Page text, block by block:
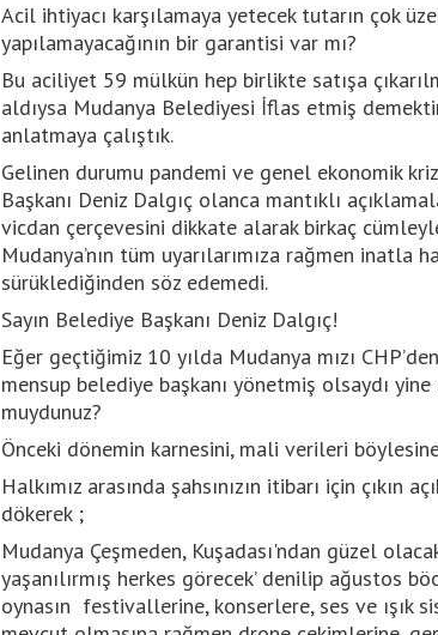
Acil ihtiyacı karşılamaya yetecek tutarın çok
yapılamayacağının bir garantisi var mı?
Bu aciliyet 59 mülkün hep birlikte satışa
aldıysa Mudanya Belediyesi İflas etmiş
anlatmaya çalıştık.
Gelinen durumu pandemi ve genel ekonomik
Başkanı Deniz Dalgıç olanca mantıklı
vicdan çerçevesini dikkate alarak birkaç
Mudanya’nın tüm uyarılarımıza rağmen
sürüklediğinden söz edemedi.
Sayın Belediye Başkanı Deniz Dalgıç!
Eğer geçtiğimiz 10 yılda Mudanya mızı
mensup belediye başkanı yönetmiş olsaydı
muydunuz?
Önceki dönemin karnesini, mali verileri böylesine
Halkımız arasında şahsınızın itibarı için çıkın
dökerek ;
Mudanya Çeşmeden, Kuşadası'ndan güzel
yaşanılırmış herkes görecek’ denilip ağustos
oynasın festivallerine, konserlere, ses ve ışık